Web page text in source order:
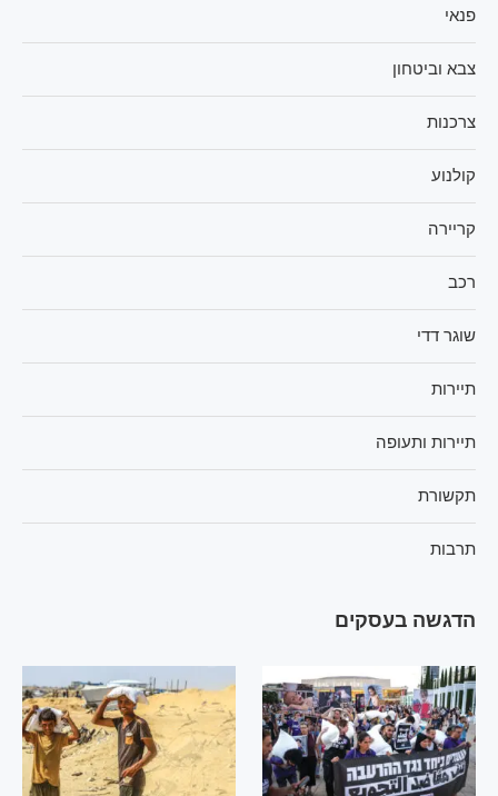
פנאי
צבא וביטחון
צרכנות
קולנוע
קריירה
רכב
שוגר דדי
תיירות
תיירות ותעופה
תקשורת
תרבות
הדגשה בעסקים